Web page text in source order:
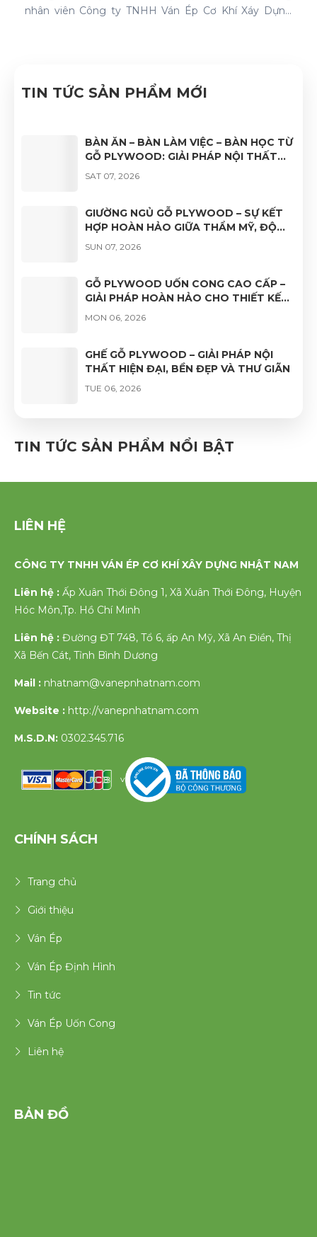
nhân viên Công ty TNHH Ván Ép Cơ Khí Xáy Dựng
TIN TỨC SẢN PHẨM MỚI
BÀN ĂN – BÀN LÀM VIỆC – BÀN HỌC TỪ
GỖ PLYWOOD: GIẢI PHÁP NỘI THẤT
DỤNG
SAT 07, 2026
GIƯỜNG NGỦ GỖ PLYWOOD – SỰ KẾT
HỢP HOÀN HẢO GIỮA THẨM MỸ, ĐỘ
SUN 07, 2026
GỖ PLYWOOD UỐN CONG CAO CẤP –
GIẢI PHÁP HOÀN HẢO CHO THIẾT KẾ
MON 06, 2026
GHẾ GỖ PLYWOOD – GIẢI PHÁP NỘI
THẤT HIỆN ĐẠI, BỀN ĐẸP VÀ THƯ GIÃN
TUE 06, 2026
CAO CẤP – VẺ ĐẸP TỰ NHIÊN, ĐỘ BỀN
VƯỢT TRỘI
TIN TỨC SẢN PHẨM NỔI BẬT
LIÊN HỆ
CÔNG TY TNHH VÁN ÉP CƠ KHÍ XÂY DỰNG NHẬT NAM
Liên hệ : Ấp Xuân Thới Đông 1, Xã Xuân Thới Đông, Huyện
Hóc Môn,Tp. Hồ Chí Minh
Liên hệ : Đường ĐT 748, Tổ 6, ấp An Mỹ, Xã An Điền, Thị
Xã Bến Cát, Tỉnh Bình Dương
Mail : nhatnam@vanepnhatnam.com
Website : http://vanepnhatnam.com
M.S.D.N: 0302.345.716
v
CHÍNH SÁCH
Trang chủ
Giới thiệu
Ván Ép
Ván Ép Định Hình
Tin tức
Ván Ép Uốn Cong
Liên hệ
BẢN ĐỒ